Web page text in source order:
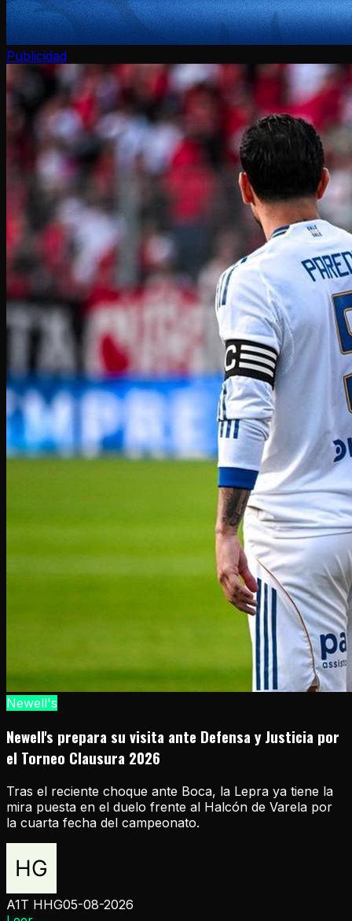
Publicidad
Newell's
Newell's prepara su visita ante Defensa y Justicia por
el Torneo Clausura 2026
Tras el reciente choque ante Boca, la Lepra ya tiene la
mira puesta en el duelo frente al Halcón de Varela por
la cuarta fecha del campeonato.
A1T HHG05-08-2026